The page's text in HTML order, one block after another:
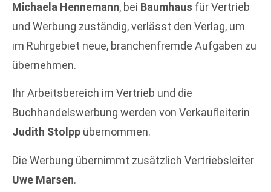
Michaela Hennemann, bei Baumhaus für Vertrieb
und Werbung zuständig, verlässt den Verlag, um
im Ruhrgebiet neue, branchenfremde Aufgaben zu
übernehmen.
Ihr Arbeitsbereich im Vertrieb und die
Buchhandelswerbung werden von Verkaufleiterin
Judith Stolpp übernommen.
Die Werbung übernimmt zusätzlich Vertriebsleiter
Uwe Marsen.